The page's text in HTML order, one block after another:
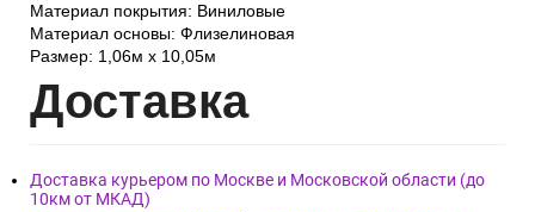
Материал покрытия: Виниловые
Материал основы: Флизелиновая
Размер: 1,06м х 10,05м
Доставка
Доставка курьером по Москве и Московской области (до
10км от МКАД)